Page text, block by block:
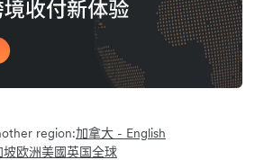
region:加拿大 - English
坡欧洲美國英国全球